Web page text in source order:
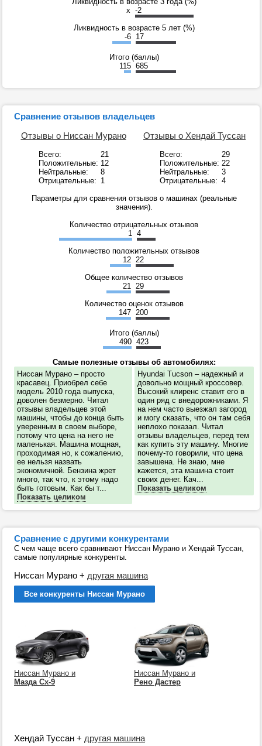
x -2
Ликвидность в возрасте 5 лет (%)
-6 17
Итого (баллы)
115 685
Сравнение отзывов владельцев
Отзывы о Ниссан Мурано
Всего:
21
Положительные: 12
Нейтральные:
8
Отрицательные: 1
Отзывы о Хендай Туссан
Всего:
29
Положительные: 22
Нейтральные:
3
Отрицательные: 4
Параметры для сравнения отзывов о машинах (реальные
значения).
Количество отрицательных отзывов
1
4
Количество положительных отзывов
12 22
Общее количество отзывов
21
29
Количество оценок отзывов
147 200
Итого (баллы)
490 423
Самые полезные отзывы об автомобилях:
Ниссан Мурано – просто
красавец. Приобрел себе
модель 2010 года выпуска,
доволен безмерно. Читал
отзывы владельцев этой
машины, чтобы до конца быть
уверенным в своем выборе,
потому что цена на него не
маленькая. Машина мощная,
проходимая но, к сожалению,
ее нельзя назвать
экономичной. Бензина жрет
много, так что, к этому надо
быть готовым. Как бы т...
Показать целиком
Hyundai Tucson – надежный и
довольно мощный кроссовер.
Высокий клиренс ставит его в
один ряд с внедорожниками. Я
на нем часто выезжал загород
и могу сказать, что он там себя
неплохо показал. Читал
отзывы владельцев, перед тем
как купить эту машину. Многие
почему-то говорили, что цена
завышена. Не знаю, мне
кажется, эта машина стоит
своих денег. Кач...
Показать целиком
Сравнение с другими конкурентами
С чем чаще всего сравнивают Ниссан Мурано и Хендай Туссан,
самые популярные конкуренты.
Ниссан Мурано + другая машина
Все конкуренты Ниссан Мурано
Ниссан Мурано и
Мазда Сх-9
Ниссан Мурано и
Рено Дастер
Хендай Туссан + другая машина